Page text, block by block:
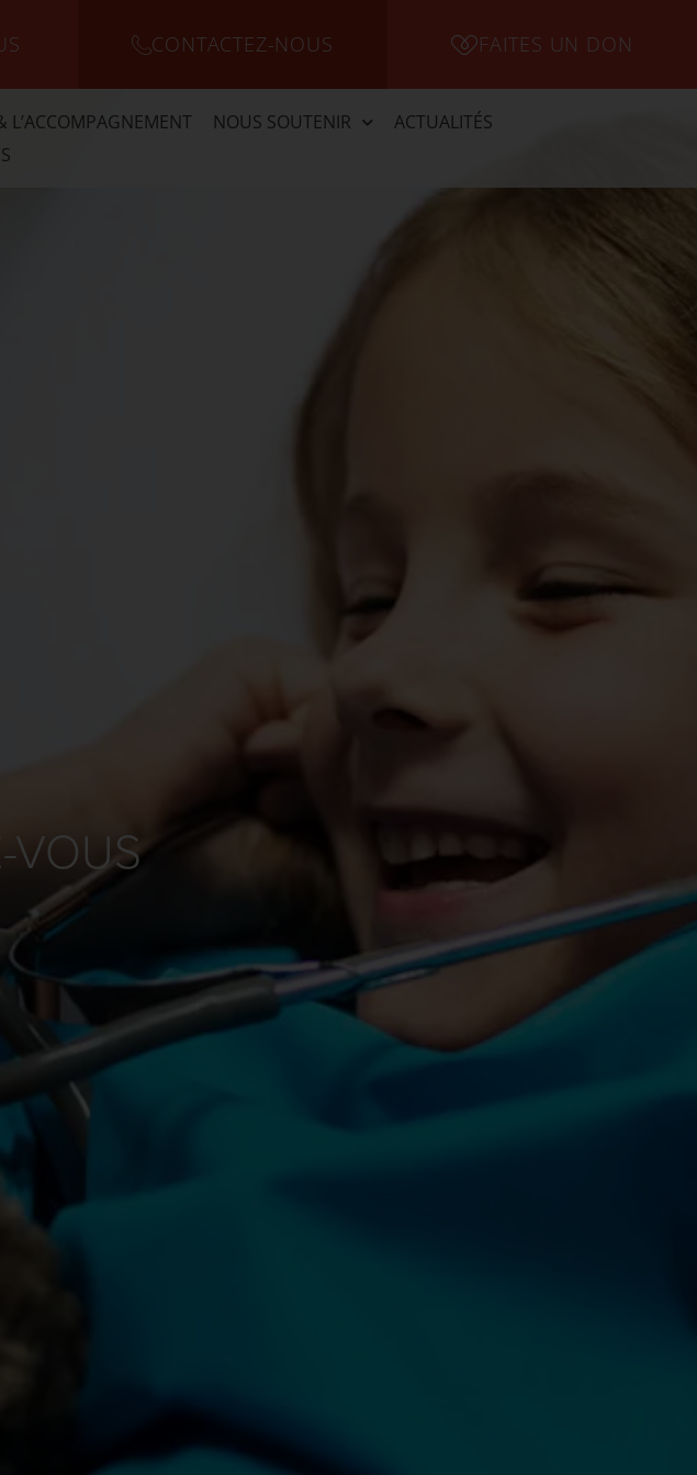
CONTACTEZ-NOUS FAITES UN DON
L’ACCOMPAGNEMENT NOUS SOUTENIR
ACTUALITÉS
VOUS